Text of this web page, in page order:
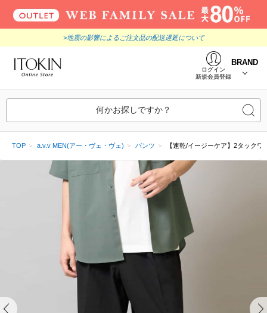
>地震の影響によるご注文品の配送遅延について
ログイン
新規会員登録
BRAND
何かお探しですか？
TOP a.v.v MEN(アー・ヴェ・ヴェ) パンツ 【速乾/イージーケア】2タック